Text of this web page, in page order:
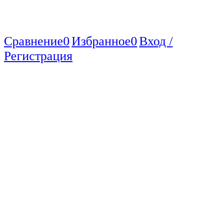
Сравнение0Избранное0Вход /
Регистрация